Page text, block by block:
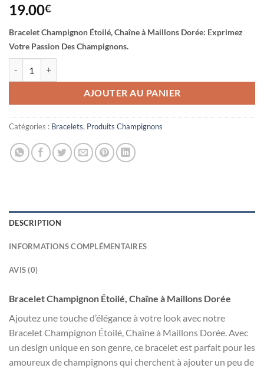
19.00€
Bracelet Champignon Étoilé, Chaîne à Maillons Dorée: Exprimez
Votre Passion Des Champignons.
AJOUTER AU PANIER
Catégories : Bracelets, Produits Champignons
DESCRIPTION
INFORMATIONS COMPLÉMENTAIRES
AVIS (0)
Bracelet Champignon Étoilé, Chaîne à Maillons Dorée
Ajoutez une touche d’élégance à votre look avec notre
Bracelet Champignon Étoilé, Chaîne à Maillons Dorée. Avec
un design unique en son genre, ce bracelet est parfait pour les
amoureux de champignons qui cherchent à ajouter un peu de